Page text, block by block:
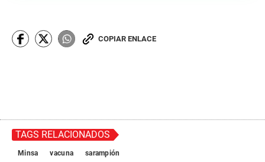
COPIAR ENLACE
TAGS RELACIONADOS
Minsa vacuna sarampión